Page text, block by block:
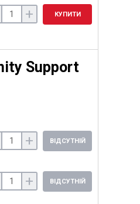
+ КУПИТИ
Support
+ ВІДСУТНІЙ
+ ВІДСУТНІЙ